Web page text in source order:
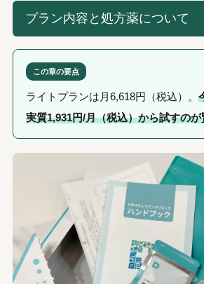
プラン内容と処方薬について
この章の要点
ライトプランは月6,618円（税込）。
実質1,931円/月（税込）から試すの